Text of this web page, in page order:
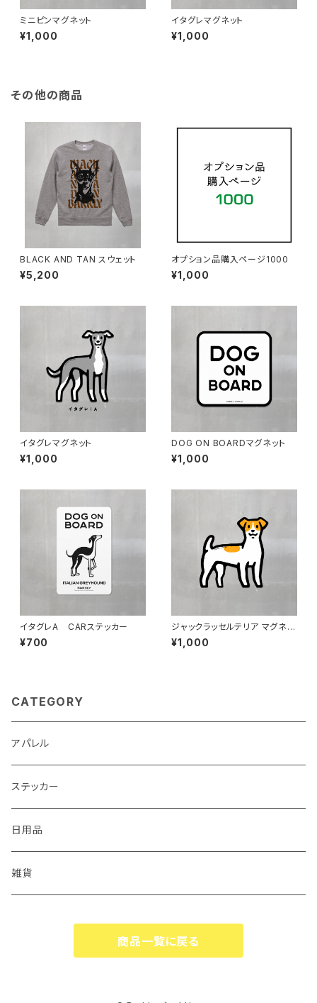
ミニピンマグネット
¥1,000
イタグレマグネット
¥1,000
その他の商品
BLACK AND TAN スウェット
¥5,200
オプション品購入ページ1000
¥1,000
イタグレマグネット
¥1,000
DOG ON BOARDマグネット
¥1,000
イタグレA CARステッカー
¥700
ジャックラッセルテリア マグネッ
ト
¥1,000
CATEGORY
アパレル
ステッカー
日用品
雑貨
商品一覧に戻る